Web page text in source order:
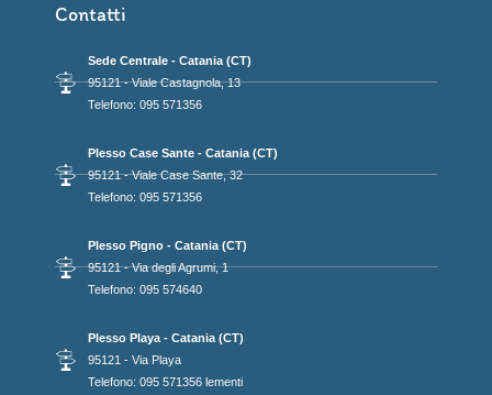
Contatti
Sede Centrale - Catania (CT)
95121 - Viale Castagnola, 13
Telefono: 095 571356
Plesso Case Sante - Catania (CT)
95121 - Viale Case Sante, 32
Telefono: 095 571356
Plesso Pigno - Catania (CT)
95121 - Via degli Agrumi, 1
Telefono: 095 574640
Plesso Playa - Catania (CT)
95121 - Via Playa
Telefono: 095 571356 lementi